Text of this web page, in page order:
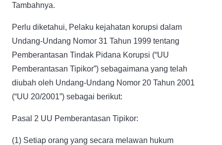
Tambahnya.
Perlu diketahui, Pelaku kejahatan korupsi dalam
Undang-Undang Nomor 31 Tahun 1999 tentang
Pemberantasan Tindak Pidana Korupsi (“UU
Pemberantasan Tipikor”) sebagaimana yang telah
diubah oleh Undang-Undang Nomor 20 Tahun 2001
(“UU 20/2001”) sebagai berikut:
Pasal 2 UU Pemberantasan Tipikor:
(1) Setiap orang yang secara melawan hukum